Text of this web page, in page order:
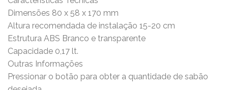
Dimensões 80 x 58 x 170 mm
Altura recomendada de instalação 15-20 cm
Estrutura ABS Branco e transparente
Capacidade 0,17 lt.
Outras Informações
Pressionar o botão para obter a quantidade de sabão